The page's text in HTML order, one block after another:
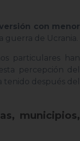
con menor
de Ucrania.
particulares han
percepción del
después del
municipios,